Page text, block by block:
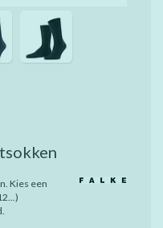
Kies een